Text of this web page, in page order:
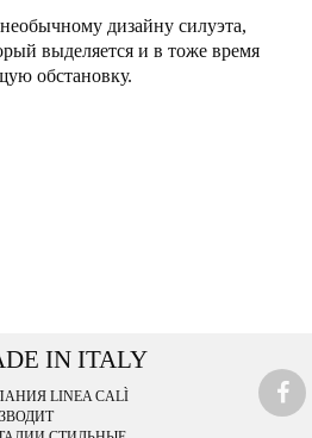
дизайну силуэта,
выделяется и в тоже время
обстановку.
IN ITALY
LINEA CALÌ